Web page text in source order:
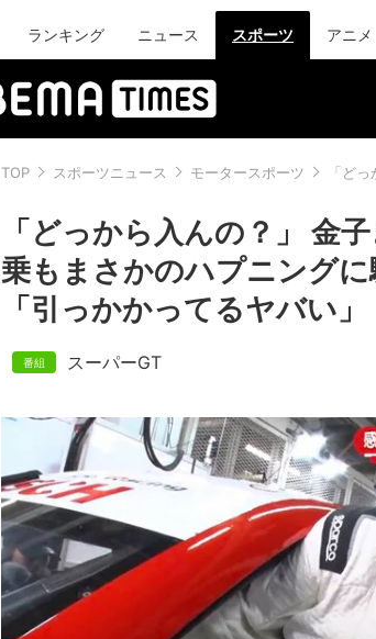
ランキング ニュース スポーツ アニメ
TOP スポーツニュース モータースポーツ 「ど
「どっから入んの？」 金
乗もまさかのハプニングに
「引っかかってるヤバい」
スーパーGT